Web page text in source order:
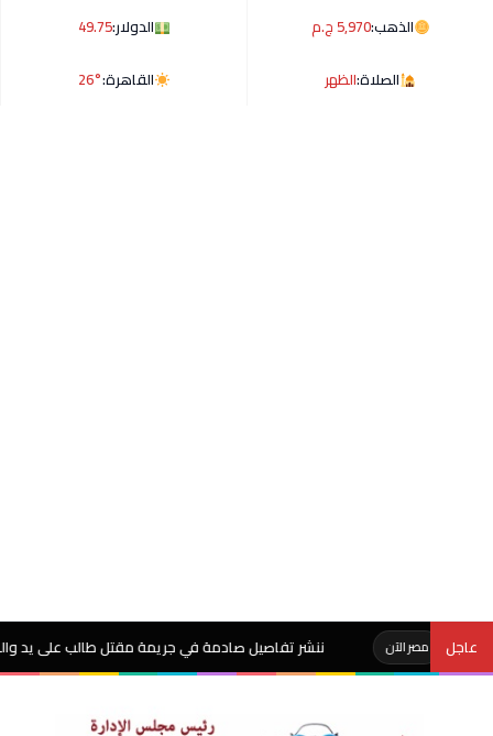
الذهب:5,970 ج.م الدولار:49.75
الصلاة:الظهر القاهرة:26°
عاجل
الآن ننشر تفاصيل صادمة في جريمة مقتل طالب على يد والده بشبين